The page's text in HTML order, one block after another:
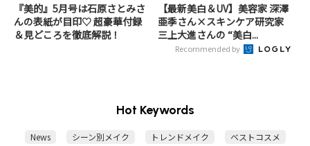
『美的』5月号は石原さとみさ
んの表紙が目印♡ 超豪華付録
＆見どころを徹底解説！
【最新美白＆UV】美容家 深澤
亜季さん×スキンケア研究家
三上大進さんの “美白...
Recommended by
Hot Keywords
News シーン別メイク トレンドメイク
ベストコスメ